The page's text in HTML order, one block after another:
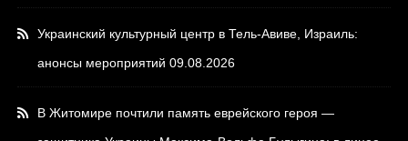
Украинский культурный центр в Тель-Авиве, Израиль:
анонсы мероприятий 09.08.2026
В Житомире почтили память еврейского героя —